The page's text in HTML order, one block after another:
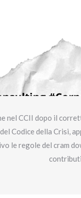
nel CCII dopo il
Codice della Crisi,
le regole del cram